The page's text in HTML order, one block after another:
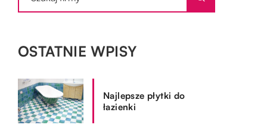
OSTATNIE WPISY
Najlepsze płytki do
łazienki